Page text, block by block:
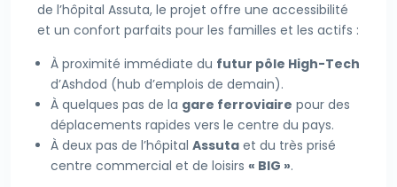
de l’hôpital Assuta, le projet offre une accessibilité
et un confort parfaits pour les familles et les actifs :
À proximité immédiate du futur pôle High-Tech
d’Ashdod (hub d’emplois de demain).
À quelques pas de la gare ferroviaire pour des
déplacements rapides vers le centre du pays.
À deux pas de l’hôpital Assuta et du très prisé
centre commercial et de loisirs « BIG ».